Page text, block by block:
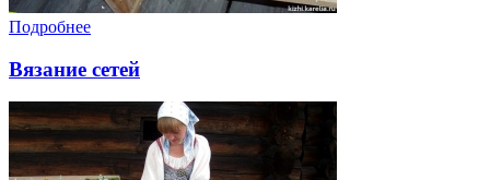
Подробнее
Вязание сетей